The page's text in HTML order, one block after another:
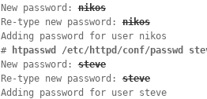
New password: nikos
Re-type new password: nikos
Adding password for user nikos
# htpasswd /etc/httpd/conf/passwd
New password: steve
Re-type new password: steve
Adding password for user steve